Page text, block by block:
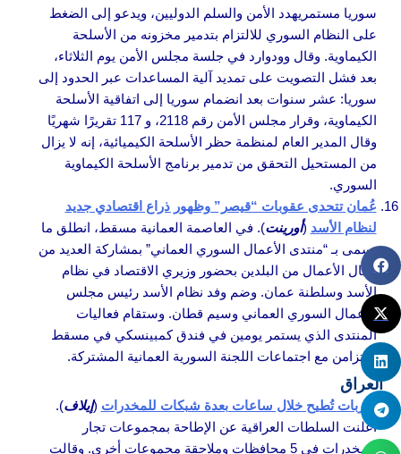
سوريا مستمريهدد الأمن والسلم الدوليين، ويدعو إلى الضغط
على النظام السوري للالتزام بتدمير مخزونه من الأسلحة
الكيماوية. وقال وودوارد في جلسة مجلس الأمن يوم الثلاثاء،
بعد فشل التصويت على تمديد آلية المساعدات عبر الحدود إلى
سوريا: عشر سنوات بعد انضمام سوريا إلى اتفاقية الأسلحة
الكيماوية، وقرار مجلس الأمن رقم 2118، و 117 تقريرًا شهريًا
وقال المدير العام لمنظمة حظر الأسلحة الكيميائية، إنه لا يزال
من المستحيل التحقق من تدمير برنامج الأسلحة الكيماوية
السوري.
عُمان تتحدى عقوبات “قيصر” وظهور ذراع اقتصادي جديد
لنظام الأسد (أورينت). في العاصمة العمانية مسقط، انطلق ما
يسمى بـ “منتدى الأعمال السوري العماني” بمشاركة العديد من
رجال الأعمال من البلدين بحضور وزيري الاقتصاد في نظام
الأسد وسلطنة عمان. وضم وفد نظام الأسد رئيس مجلس
الأعمال السوري العماني وسيم قطان. وستقام فعاليات
المنتدى الذي يستمر يومين في فندق كمبينسكي في مسقط
بالتزامن مع اجتماعات اللجنة السورية العمانية المشتركة.
العراق
ضربات تُطيح خلال ساعات بعدة شبكات للمخدرات (إيلاف).
أعلنت السلطات العراقية عن الإطاحة بمجموعات تجار
المخدرات في 5 محافظات وملاحقة مجموعات أخرى. وقالت